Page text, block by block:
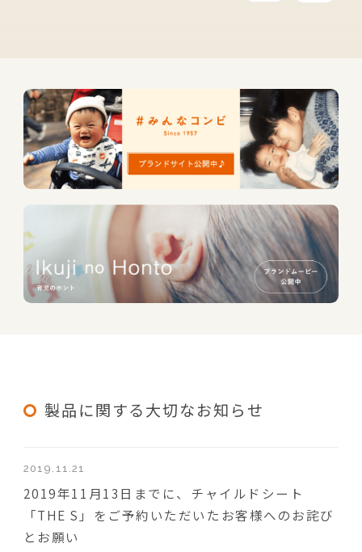
製品に関する大切なお知らせ
2019.11.21
2019年11月13日までに、チャイルドシート
「THE S」をご予約いただいたお客様へのお詫び
とお願い